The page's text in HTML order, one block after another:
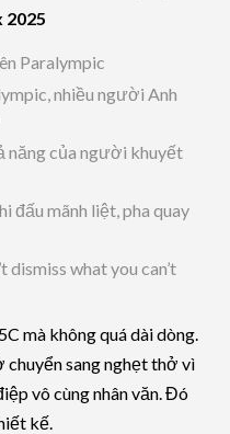
2025
Paralympic
nhiều người Anh
năng của người khuyết
đấu mãnh liệt, pha quay
dismiss what you can’t
mà không quá dài dòng.
chuyển sang nghẹt thở vì
vô cùng nhân văn. Đó
kế.